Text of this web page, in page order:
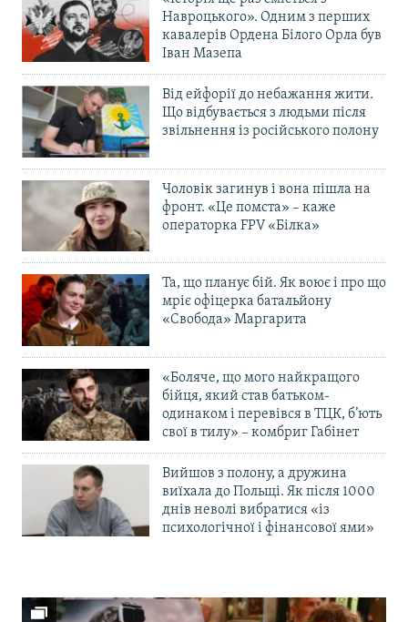
Навроцького». Одним з перших
кавалерів Ордена Білого Орла був
Іван Мазепа
Від ейфорії до небажання жити.
Що відбувається з людьми після
звільнення із російського полону
Чоловік загинув і вона пішла на
фронт. «Це помста» – каже
операторка FPV «Білка»
Та, що планує бій. Як воює і про що
мріє офіцерка батальйону
«Свобода» Маргарита
«Боляче, що мого найкращого
бійця, який став батьком-
одинаком і перевівся в ТЦК, б’ють
свої в тилу» – комбриг Габінет
Вийшов з полону, а дружина
виїхала до Польщі. Як після 1000
днів неволі вибратися «із
психологічної і фінансової ями»